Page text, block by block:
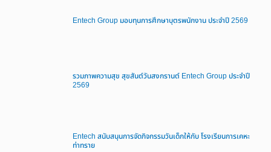
Entech Group มอบทุนการศึกษาบุตรพนักงาน ประจำปี 2569
รวมภาพความสุข สุขสันต์วันสงกรานต์ Entech Group ประจำปี
2569
Entech สนับสนุนการจัดกิจกรรมวันเด็กให้กับ โรงเรียนการเคหะ
ท่าทราย